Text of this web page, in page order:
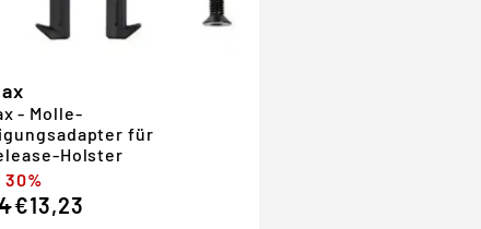
- Molle-
für
Holster
30%
€13,23